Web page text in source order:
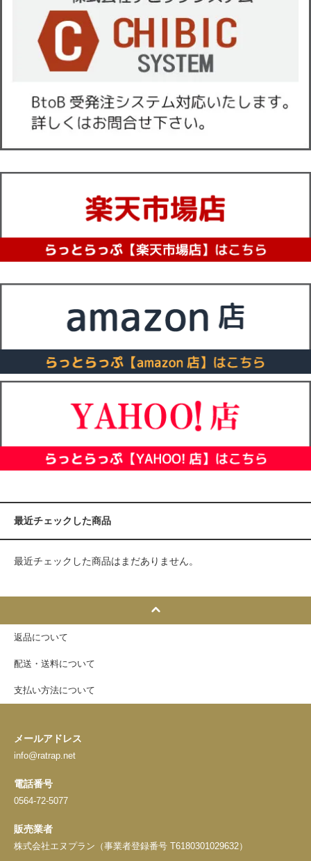
最近チェックした商品
最近チェックした商品はまだありません。
返品について
配送・送料について
支払い方法について
メールアドレス
info@ratrap.net
電話番号
0564-72-5077
販売業者
株式会社エヌプラン（事業者登録番号 T6180301029632）